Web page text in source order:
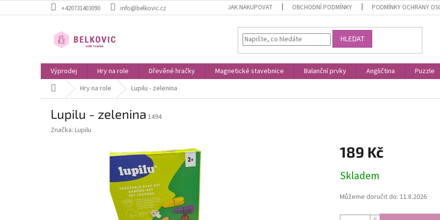
na
+420731403090 info@belkovic.cz JAK NAKUPOVAT OBCHODNÍ PODMÍNKY PODMÍNKY OCHRANY
HLEDAT
Výprodej Hry na role Dřevěné hračky Magnetické stavebnice Balanční prvky Angličtina Puzzle
Domů Hry na role Lupilu - zelenina
Lupilu - zelenina 1494
Značka: Lupilu
189 Kč
cena:
Skladem
Můžeme doručit do: 11.8.2026